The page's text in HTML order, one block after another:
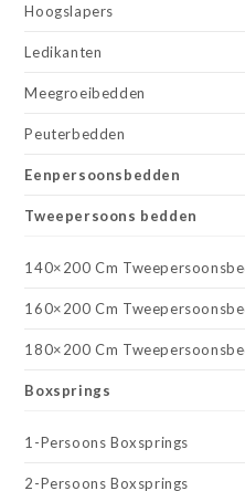
Hoogslapers
Ledikanten
Meegroeibedden
Peuterbedden
Eenpersoonsbedden
Tweepersoons bedden
140×200 Cm
160×200 Cm
180×200 Cm
Boxsprings
1-Persoons Boxsprings
2-Persoons Boxsprings